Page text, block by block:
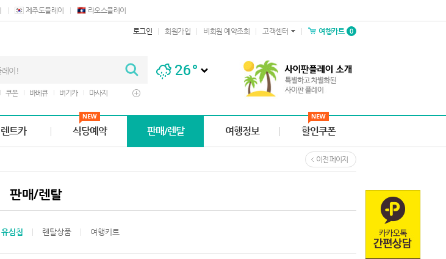
제주도플레이 라오스플레이
로그인 회원가입 비회원 예약조회 고객센터 여행카트 0
쿠폰 바베큐 버기카
마사지
26°
렌트카 식당예약 판매/렌탈 여행정보 할인쿠폰
이전 페이지
판매/렌탈
유심칩 렌탈상품 여행키트